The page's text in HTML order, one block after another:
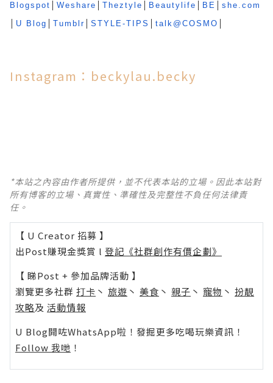
Blogspot Weshare Theztyle Beautylife BE
she.com
U Blog Tumblr STYLE-TIPS talk@COSMO
Instagram：beckylau.becky
*本站之內容由作者所提供，並不代表本站的立場。因此本站對
所有博客的立場、真實性、準確性及完整性不負任何法律責
任。
【 U Creator 招募 】
出Post賺現金獎賞 l 登記《社群創作有價企劃》
【 睇Post + 參加品牌活動 】
瀏覽更多社群 打卡 丶 旅遊 丶 美食 丶 親子 丶 寵物 丶 扮靚
攻略及 活動情報
U Blog開咗WhatsApp啦！發掘更多吃喝玩樂資訊！
Follow 我哋 ！